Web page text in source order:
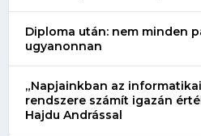
Diploma után: nem minden
ugyanonnan
„Napjainkban az
rendszere számít igazán
Hajdu Andrással